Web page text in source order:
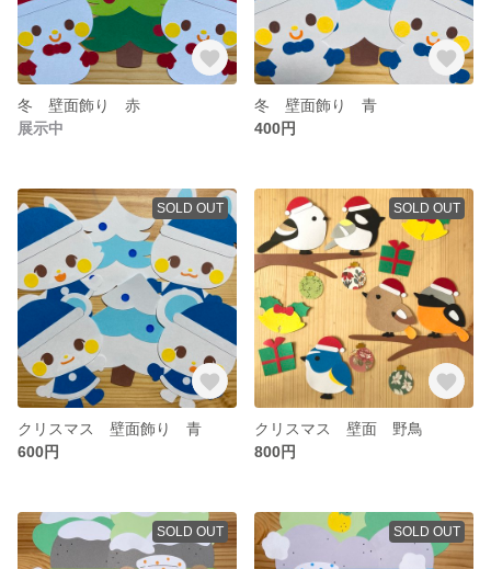
冬 壁面飾り 赤
展示中
冬 壁面飾り 青
400円
SOLD OUT
クリスマス 壁面飾り 青
600円
SOLD OUT
クリスマス 壁面 野鳥
800円
SOLD OUT SOLD OUT